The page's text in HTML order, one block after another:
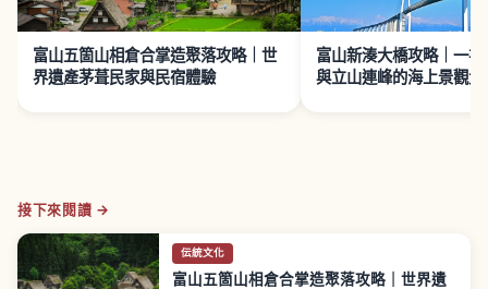
富山五箇山相倉合掌造聚落攻略｜世
界遺產茅葺民家與民宿體驗
富山新湊大橋攻略｜一
與立山連峰的海上景觀大
接下來閱讀 →
伝統文化
富山五箇山相倉合掌造聚落攻略｜世界遺